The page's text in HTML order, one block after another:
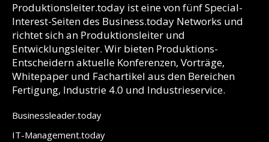
Produktionsleiter.today ist eine von fünf Special-
Interest-Seiten des Business.today Networks und
richtet sich an Produktionsleiter und
Entwicklungsleiter. Wir bieten Produktions-
Entscheidern aktuelle Konferenzen, Vorträge,
Whitepaper und Fachartikel aus den Bereichen
Fertigung, Industrie 4.0 und Industrieservice.
Businessleader.today
IT-Management.today